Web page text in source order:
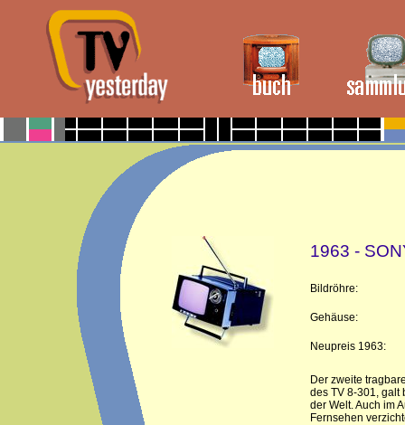
1963 -
Bildröhre:
Gehäuse:
Neupreis 1963:
Der zweite
des TV 8-301, galt
der Welt. Auch im
Fernsehen